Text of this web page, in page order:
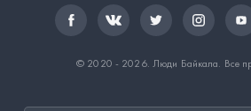
© 2020 - 2026. Люди Байкала . Все